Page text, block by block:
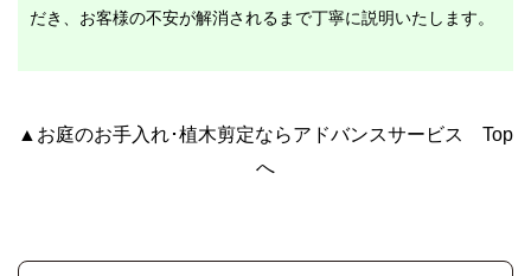
だき、お客様の不安が解消されるまで丁寧に説明いたします。
▲お庭のお手入れ･植木剪定ならアドバンスサービス Top
へ